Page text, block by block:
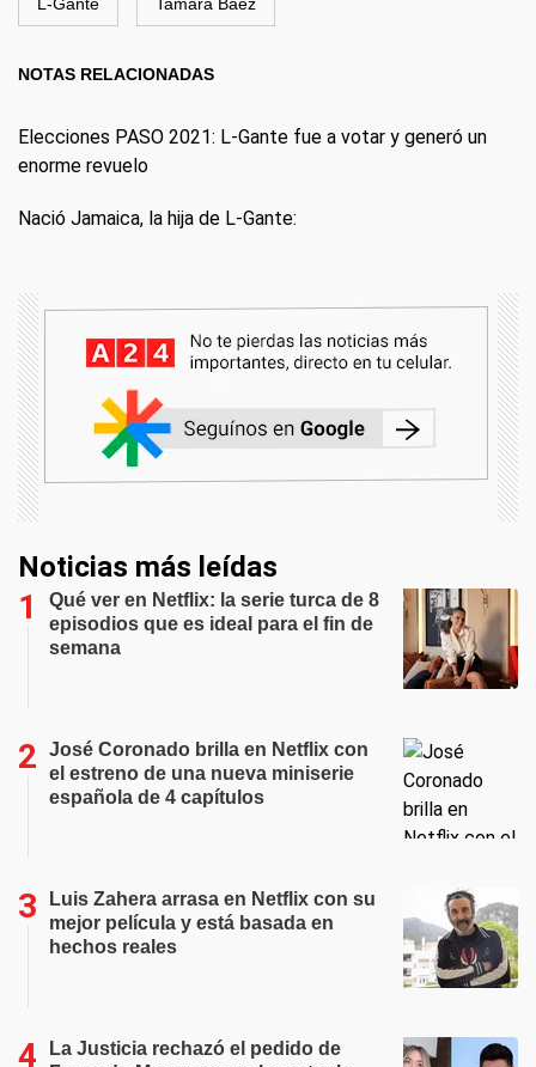
NOTAS RELACIONADAS
Elecciones PASO 2021: L-Gante fue a votar y generó un
enorme revuelo
Nació Jamaica, la hija de L-Gante:
Noticias más leídas
Qué ver en Netflix: la serie turca de 8
episodios que es ideal para el fin de
semana
José Coronado brilla en Netflix con
el estreno de una nueva miniserie
española de 4 capítulos
Luis Zahera arrasa en Netflix con su
mejor película y está basada en
hechos reales
La Justicia rechazó el pedido de